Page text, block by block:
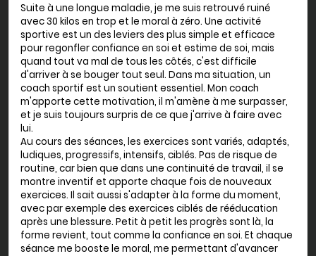
Suite à une longue maladie, je me suis retrouvé ruiné
avec 30 kilos en trop et le moral à zéro. Une activité
sportive est un des leviers des plus simple et efficace
pour regonfler confiance en soi et estime de soi, mais
quand tout va mal de tous les côtés, c'est difficile
d'arriver à se bouger tout seul. Dans ma situation, un
coach sportif est un soutient essentiel. Mon coach
m'apporte cette motivation, il m'amène à me surpasser,
et je suis toujours surpris de ce que j'arrive à faire avec
lui.
Au cours des séances, les exercices sont variés, adaptés,
ludiques, progressifs, intensifs, ciblés. Pas de risque de
routine, car bien que dans une continuité de travail, il se
montre inventif et apporte chaque fois de nouveaux
exercices. Il sait aussi s'adapter à la forme du moment,
avec par exemple des exercices ciblés de rééducation
après une blessure. Petit à petit les progrès sont là, la
forme revient, tout comme la confiance en soi. Et chaque
séance me booste le moral, me permettant d'avancer